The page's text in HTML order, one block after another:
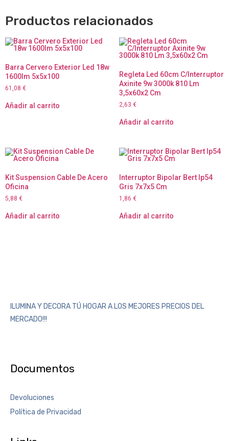
Productos relacionados
Barra Cervero Exterior Led 18w
1600lm 5x5x100
61,08 €
Añadir al carrito
Regleta Led 60cm C/Interruptor
Axinite 9w 3000k 810 Lm
3,5x60x2 Cm
2,63 €
Añadir al carrito
Kit Suspension Cable De Acero
Oficina
5,88 €
Añadir al carrito
Interruptor Bipolar Bert Ip54
Gris 7x7x5 Cm
1,86 €
Añadir al carrito
ILUMINA Y DECORA TÚ HOGAR A LOS MEJORES PRECIOS DEL
MERCADO!!!
Documentos
Devoluciones
Política de Privacidad